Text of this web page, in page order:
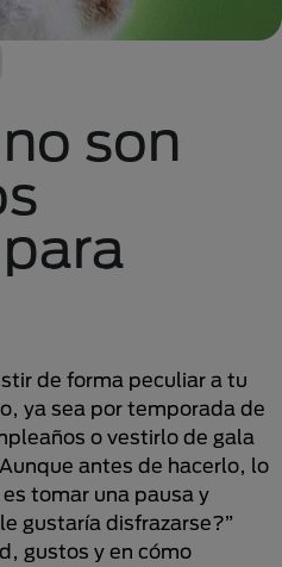
son
de forma peculiar a tu
ya sea por temporada de
o vestirlo de gala
antes de hacerlo, lo
tomar una pausa y
gustaría disfrazarse?”
gustos y en cómo